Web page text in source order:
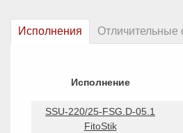
Исполнения Отличительные
Исполнение
SSU-220/25-FSG.D-05.1
FitoStik